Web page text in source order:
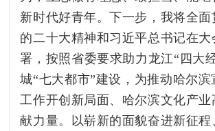
新时代好青年。下一步，我将全面
的二十大精神和习近平总书记在大
署，按照省委要求助力龙江“四大
城“七大都市”建设，为推动哈尔
工作开创新局面、哈尔滨文化产
献力量。以崭新的面貌奋进新征